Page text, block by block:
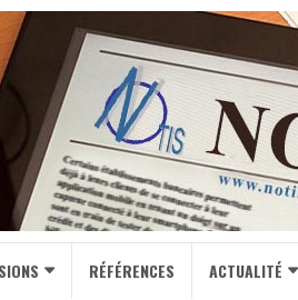
RÉFÉRENCES ACTUALITÉ